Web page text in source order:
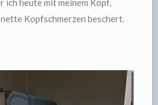
ich heute mit meinem Kopf,
Kopfschmerzen beschert.